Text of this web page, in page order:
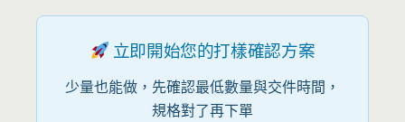
立即開始您的打樣確認方案
少量也能做，先確認最低數量與交件時間，
規格對了再下單